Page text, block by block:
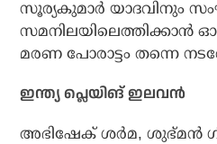
സൂര്യകുമാര്‍ യാദവിനും
സമനിലയിലെത്തിക്കാന്‍
മരണ പോരാട്ടം തന്നെ
ഇന്ത്യ പ്ലെയിങ് ഇലവന്‍
അഭിഷേക് ശര്‍മ, ശുഭ്മന്‍